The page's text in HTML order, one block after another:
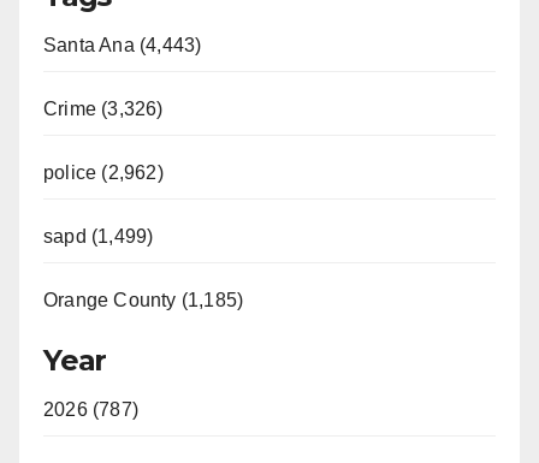
Santa Ana (4,443)
Crime (3,326)
police (2,962)
sapd (1,499)
Orange County (1,185)
Year
2026 (787)